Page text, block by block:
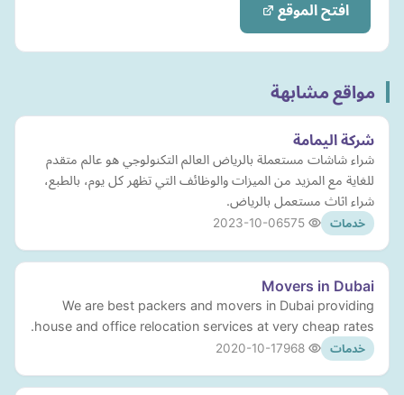
افتح الموقع
مواقع مشابهة
شركة اليمامة
شراء شاشات مستعملة بالرياض العالم التكنولوجي هو عالم متقدم
للغاية مع المزيد من الميزات والوظائف التي تظهر كل يوم، بالطبع،
شراء اثاث مستعمل بالرياض.
خدمات 2023-10-06
Movers in Dubai
We are best packers and movers in Dubai providing
house and office relocation services at very cheap rates.
خدمات 2020-10-17